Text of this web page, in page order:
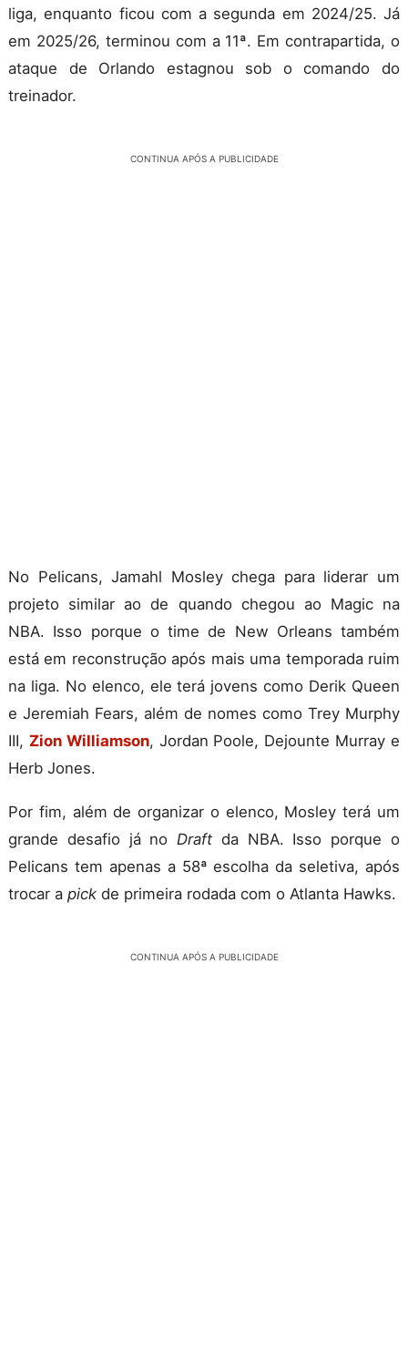
liga, enquanto ficou com a segunda em 2024/25. Já
em 2025/26, terminou com a 11ª. Em contrapartida, o
ataque de Orlando estagnou sob o comando do
treinador.
CONTINUA APÓS A PUBLICIDADE
No Pelicans, Jamahl Mosley chega para liderar um
projeto similar ao de quando chegou ao Magic na
NBA. Isso porque o time de New Orleans também
está em reconstrução após mais uma temporada ruim
na liga. No elenco, ele terá jovens como Derik Queen
e Jeremiah Fears, além de nomes como Trey Murphy
III, Zion Williamson, Jordan Poole, Dejounte Murray e
Herb Jones.
Por fim, além de organizar o elenco, Mosley terá um
grande desafio já noDraft da NBA. Isso porque o
Pelicans tem apenas a 58ª escolha da seletiva, após
trocar a pick de primeira rodada com o Atlanta Hawks.
CONTINUA APÓS A PUBLICIDADE